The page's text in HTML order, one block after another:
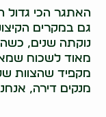
האתגר הכי גדול
גם במקרים
נוקתה שנים,
מאוד לשכוח
מקפיד שהצוות
מנקים דירה,